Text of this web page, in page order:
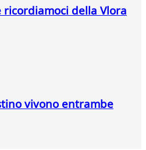
ricordiamoci della Vlora
vivono entrambe